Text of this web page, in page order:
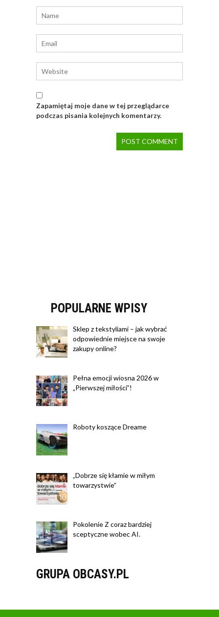
Zapamiętaj moje dane w tej przeglądarce
podczas pisania kolejnych komentarzy.
POPULARNE WPISY
Sklep z tekstyliami – jak wybrać
odpowiednie miejsce na swoje
zakupy online?
Pełna emocji wiosna 2026 w
„Pierwszej miłości”!
Roboty koszące Dreame
„Dobrze się kłamie w miłym
towarzystwie”
Pokolenie Z coraz bardziej
sceptyczne wobec AI.
GRUPA OBCASY.PL